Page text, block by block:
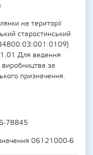
на території
старостинський
Для ведення
виробництва за
призначення.
78845
06121000-6